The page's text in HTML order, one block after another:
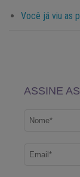
Você já viu as